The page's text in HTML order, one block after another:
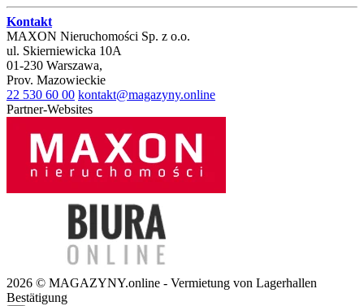
Kontakt
MAXON Nieruchomości Sp. z o.o.
ul. Skierniewicka 10A
01-230 Warszawa,
Prov. Mazowieckie
22 530 60 00 kontakt@magazyny.online
Partner-Websites
2026 © MAGAZYNY.online - Vermietung von Lagerhallen
Bestätigung